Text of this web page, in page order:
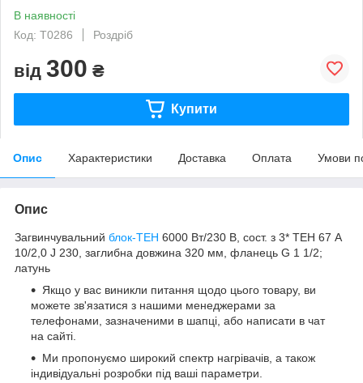
В наявності
Код: Т0286
Роздріб
від 300 ₴
Купити
Опис Характеристики Доставка Оплата Умови
Опис
Загвинчувальний блок-ТЕН 6000 Вт/230 В, сост. з 3* ТЕН 67 А
10/2,0 J 230, заглибна довжина 320 мм, фланець G 1 1/2;
латунь
Якщо у вас виникли питання щодо цього товару, ви
можете зв'язатися з нашими менеджерами за
телефонами, зазначеними в шапці, або написати в чат
на сайті.
Ми пропонуємо широкий спектр нагрівачів, а також
індивідуальні розробки під ваші параметри.